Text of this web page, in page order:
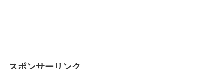
スポンサーリンク